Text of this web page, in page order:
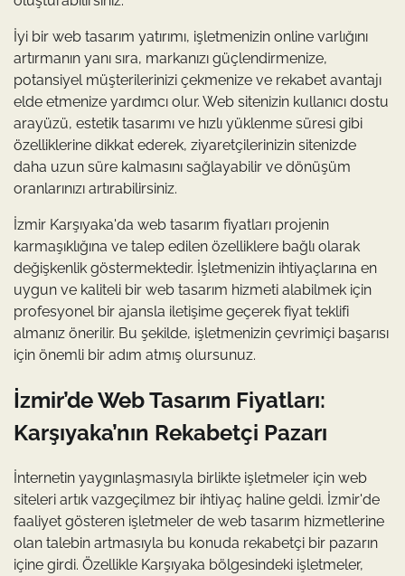
İyi bir web tasarım yatırımı, işletmenizin online varlığını
artırmanın yanı sıra, markanızı güçlendirmenize,
potansiyel müşterilerinizi çekmenize ve rekabet avantajı
elde etmenize yardımcı olur. Web sitenizin kullanıcı dostu
arayüzü, estetik tasarımı ve hızlı yüklenme süresi gibi
özelliklerine dikkat ederek, ziyaretçilerinizin sitenizde
daha uzun süre kalmasını sağlayabilir ve dönüşüm
oranlarınızı artırabilirsiniz.
İzmir Karşıyaka'da web tasarım fiyatları projenin
karmaşıklığına ve talep edilen özelliklere bağlı olarak
değişkenlik göstermektedir. İşletmenizin ihtiyaçlarına en
uygun ve kaliteli bir web tasarım hizmeti alabilmek için
profesyonel bir ajansla iletişime geçerek fiyat teklifi
almanız önerilir. Bu şekilde, işletmenizin çevrimiçi başarısı
için önemli bir adım atmış olursunuz.
İzmir’de Web Tasarım Fiyatları:
Karşıyaka’nın Rekabetçi Pazarı
İnternetin yaygınlaşmasıyla birlikte işletmeler için web
siteleri artık vazgeçilmez bir ihtiyaç haline geldi. İzmir'de
faaliyet gösteren işletmeler de web tasarım hizmetlerine
olan talebin artmasıyla bu konuda rekabetçi bir pazarın
içine girdi. Özellikle Karşıyaka bölgesindeki işletmeler,